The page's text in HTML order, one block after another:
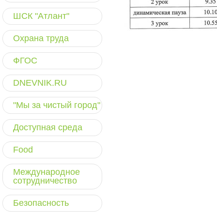
ШСК "Атлант"
Охрана труда
ФГОС
DNEVNIK.RU
"Мы за чистый город"
Доступная среда
Food
Международное
сотрудничество
Безопасность